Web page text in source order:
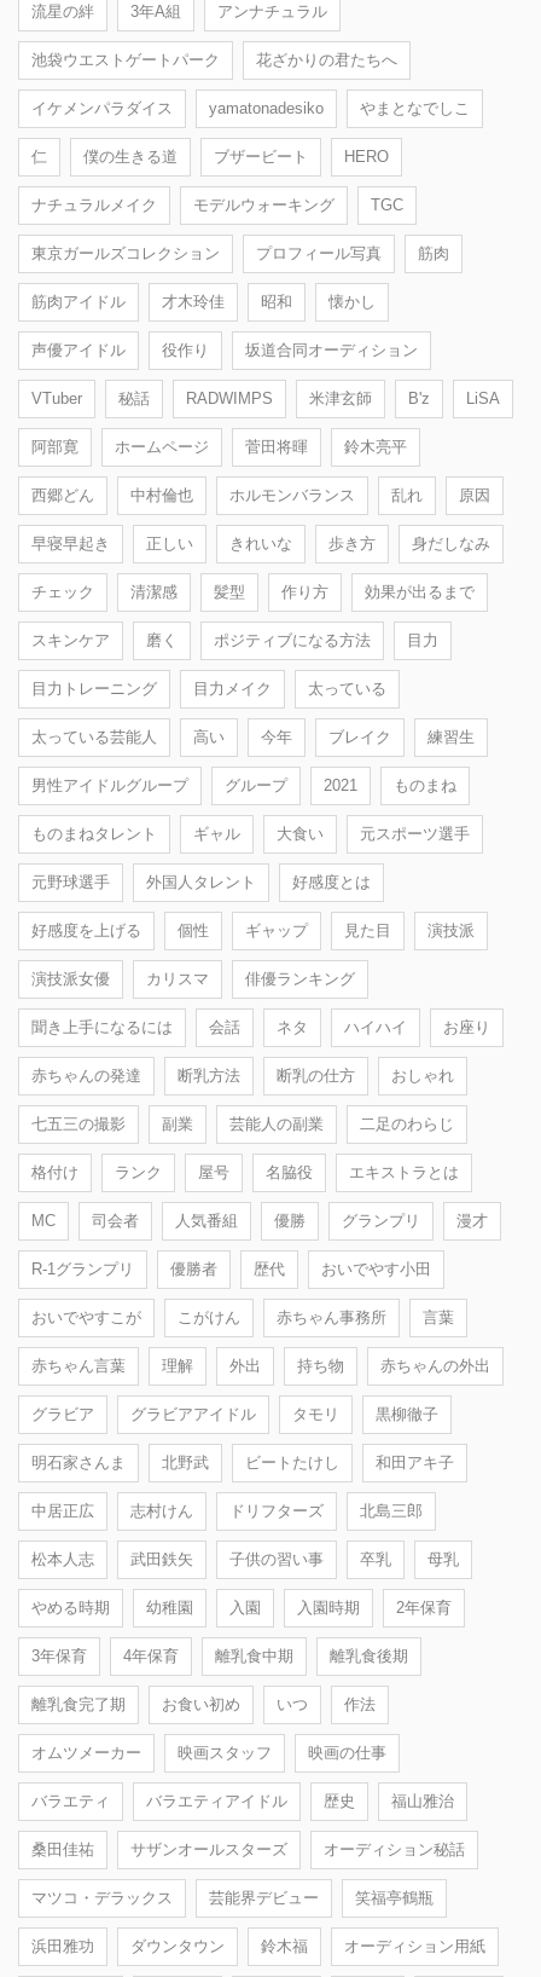
流星の絆 3年A組 アンナチュラル
池袋ウエストゲートパーク 花ざかりの君たちへ
イケメンパラダイス yamatonadesiko やまとなでしこ
仁 僕の生きる道 ブザービート HERO
ナチュラルメイク モデルウォーキング TGC
東京ガールズコレクション プロフィール写真 筋肉
筋肉アイドル 才木玲佳 昭和 懐かし
声優アイドル 役作り 坂道合同オーディション
VTuber 秘話 RADWIMPS 米津玄師 B'z LiSA
阿部寛 ホームページ 菅田将暉 鈴木亮平
西郷どん 中村倫也 ホルモンバランス 乱れ 原因
早寝早起き 正しい きれいな 歩き方 身だしなみ
チェック 清潔感 髪型 作り方 効果が出るまで
スキンケア 磨く ポジティブになる方法 目力
目力トレーニング 目力メイク 太っている
太っている芸能人 高い 今年 ブレイク 練習生
男性アイドルグループ グループ 2021 ものまね
ものまねタレント ギャル 大食い 元スポーツ選手
元野球選手 外国人タレント 好感度とは
好感度を上げる 個性 ギャップ 見た目 演技派
演技派女優 カリスマ 俳優ランキング
聞き上手になるには 会話 ネタ ハイハイ お座り
赤ちゃんの発達 断乳方法 断乳の仕方 おしゃれ
七五三の撮影 副業 芸能人の副業 二足のわらじ
格付け ランク 屋号 名脇役 エキストラとは
MC 司会者 人気番組 優勝 グランプリ 漫才
R-1グランプリ 優勝者 歴代 おいでやす小田
おいでやすこが こがけん 赤ちゃん事務所 言葉
赤ちゃん言葉 理解 外出 持ち物 赤ちゃんの外出
グラビア グラビアアイドル タモリ 黒柳徹子
明石家さんま 北野武 ビートたけし 和田アキ子
中居正広 志村けん ドリフターズ 北島三郎
松本人志 武田鉄矢 子供の習い事 卒乳 母乳
やめる時期 幼稚園 入園 入園時期 2年保育
3年保育 4年保育 離乳食中期 離乳食後期
離乳食完了期 お食い初め いつ 作法
オムツメーカー 映画スタッフ 映画の仕事
バラエティ バラエティアイドル 歴史 福山雅治
桑田佳祐 サザンオールスターズ オーディション秘話
マツコ・デラックス 芸能界デビュー 笑福亭鶴瓶
浜田雅功 ダウンタウン 鈴木福 オーディション用紙